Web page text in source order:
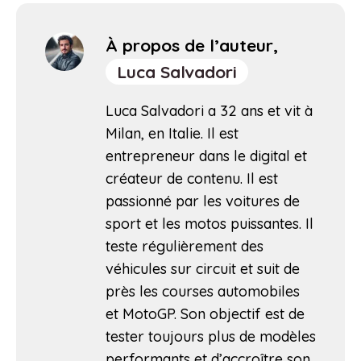
À propos de l’auteur,
Luca Salvadori
Luca Salvadori a 32 ans et vit à
Milan, en Italie. Il est
entrepreneur dans le digital et
créateur de contenu. Il est
passionné par les voitures de
sport et les motos puissantes. Il
teste régulièrement des
véhicules sur circuit et suit de
près les courses automobiles
et MotoGP. Son objectif est de
tester toujours plus de modèles